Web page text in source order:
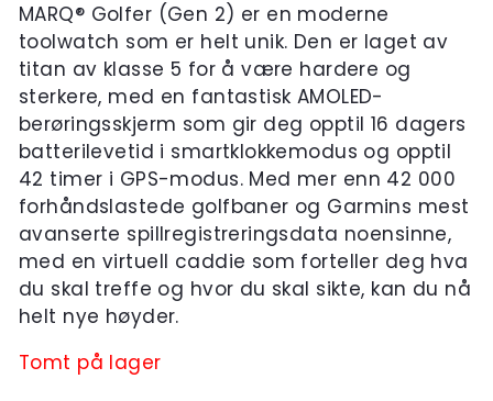
MARQ® Golfer (Gen 2) er en moderne
toolwatch som er helt unik. Den er laget av
titan av klasse 5 for å være hardere og
sterkere, med en fantastisk AMOLED-
berøringsskjerm som gir deg opptil 16 dagers
batterilevetid i smartklokkemodus og opptil
42 timer i GPS-modus. Med mer enn 42 000
forhåndslastede golfbaner og Garmins mest
avanserte spillregistreringsdata noensinne,
med en virtuell caddie som forteller deg hva
du skal treffe og hvor du skal sikte, kan du nå
helt nye høyder.
Tomt på lager